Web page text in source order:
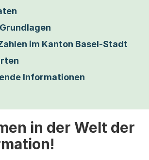
im Kanton Basel-Stadt
Informationen
in der Welt der